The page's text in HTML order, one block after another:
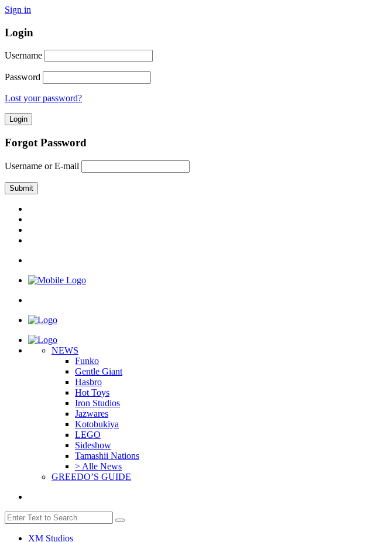
Sign in
Login
Username
Password
Lost your password?
Forgot Password
Username or E-mail
NEWS
Funko
Gentle Giant
Hasbro
Hot Toys
Iron Studios
Jazwares
Kotobukiya
LEGO
Sideshow
Tamashii Nations
> Alle News
GREEDO’S GUIDE
XM Studios